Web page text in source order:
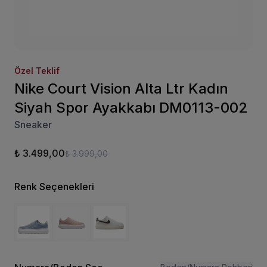
Özel Teklif
Nike Court Vision Alta Ltr Kadın
Siyah Spor Ayakkabı DM0113-002
Sneaker
₺ 3.499,00₺ 3.999,00
Renk Seçenekleri